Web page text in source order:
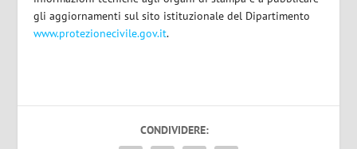
gli aggiornamenti sul sito istituzionale del Dipartimento
www.protezionecivile.gov.it.
CONDIVIDERE: